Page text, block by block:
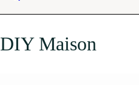
DIY Maison